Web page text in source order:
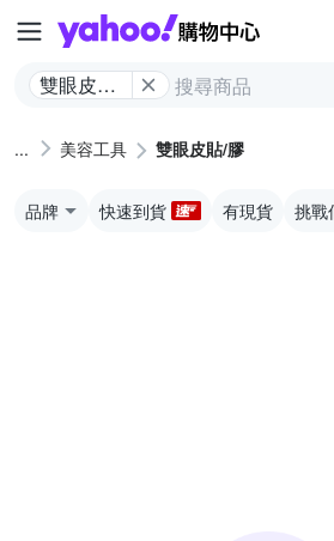
Yahoo
雙眼皮貼/
美容工具 雙眼皮貼/膠
品牌 快速到貨 有現貨 挑戰